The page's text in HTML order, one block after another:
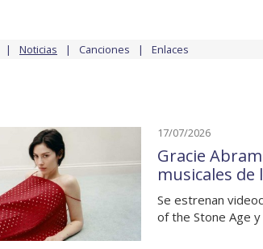
Noticias Canciones Enlaces
17/07/2026
Gracie
musicales de
Se estrenan
of the Stone Age